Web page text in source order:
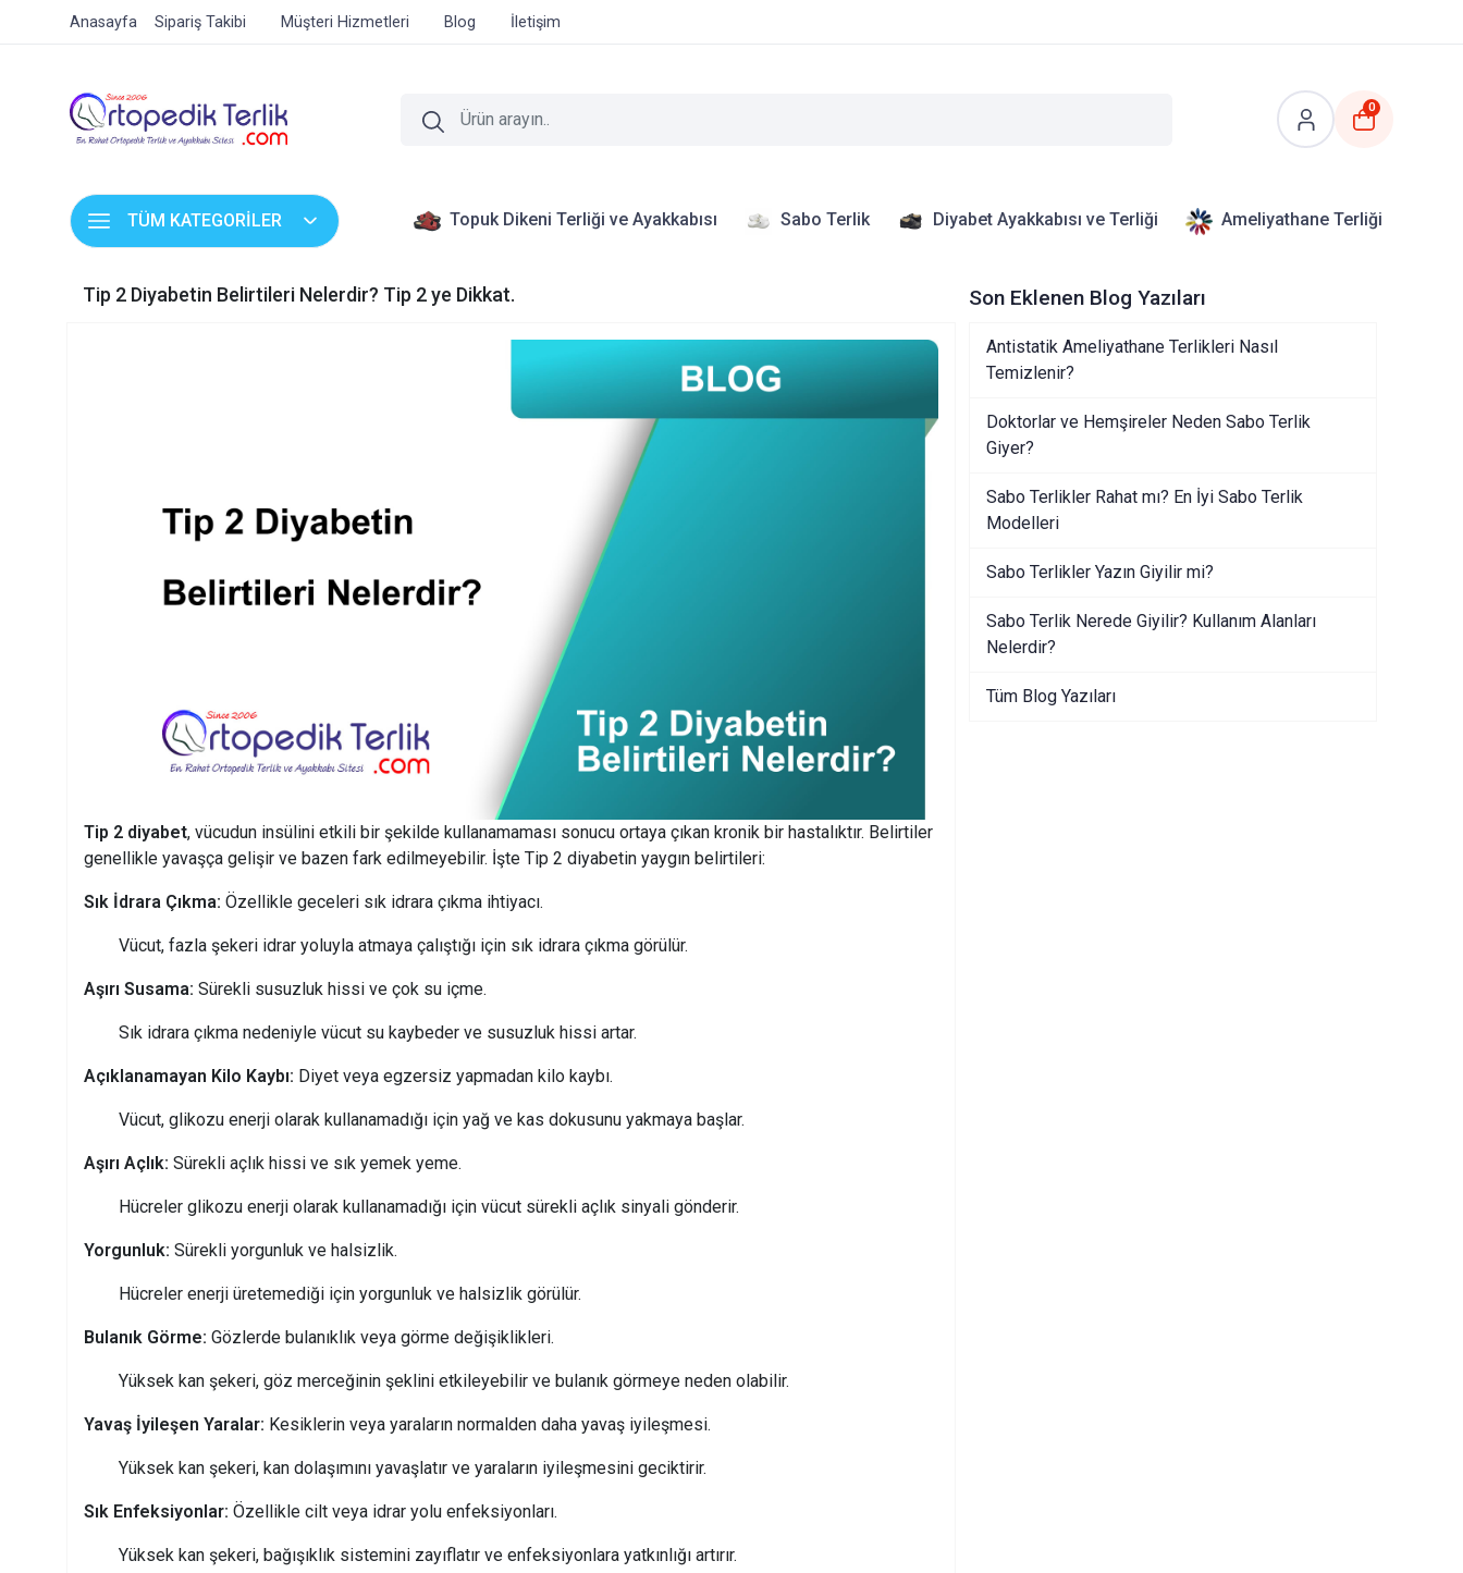
Anasayfa Sipariş Takibi Müşteri Hizmetleri Blog İletişim
0
TÜM KATEGORİLER Topuk Dikeni Terliği ve Ayakkabısı Sabo Terlik Diyabet Ayakkabısı ve Terliği Ameliyathane Terliği
Tip 2 Diyabetin Belirtileri Nelerdir? Tip 2 ye Dikkat.
Tip 2 diyabet, vücudun insülini etkili bir şekilde kullanamaması sonucu ortaya çıkan kronik bir hastalıktır. Belirtiler
genellikle yavaşça gelişir ve bazen fark edilmeyebilir. İşte Tip 2 diyabetin yaygın belirtileri:
Sık İdrara Çıkma: Özellikle geceleri sık idrara çıkma ihtiyacı.
Vücut, fazla şekeri idrar yoluyla atmaya çalıştığı için sık idrara çıkma görülür.
Aşırı Susama: Sürekli susuzluk hissi ve çok su içme.
Sık idrara çıkma nedeniyle vücut su kaybeder ve susuzluk hissi artar.
Açıklanamayan Kilo Kaybı: Diyet veya egzersiz yapmadan kilo kaybı.
Vücut, glikozu enerji olarak kullanamadığı için yağ ve kas dokusunu yakmaya başlar.
Aşırı Açlık: Sürekli açlık hissi ve sık yemek yeme.
Hücreler glikozu enerji olarak kullanamadığı için vücut sürekli açlık sinyali gönderir.
Yorgunluk: Sürekli yorgunluk ve halsizlik.
Hücreler enerji üretemediği için yorgunluk ve halsizlik görülür.
Bulanık Görme: Gözlerde bulanıklık veya görme değişiklikleri.
Yüksek kan şekeri, göz merceğinin şeklini etkileyebilir ve bulanık görmeye neden olabilir.
Yavaş İyileşen Yaralar: Kesiklerin veya yaraların normalden daha yavaş iyileşmesi.
Yüksek kan şekeri, kan dolaşımını yavaşlatır ve yaraların iyileşmesini geciktirir.
Sık Enfeksiyonlar: Özellikle cilt veya idrar yolu enfeksiyonları.
Yüksek kan şekeri, bağışıklık sistemini zayıflatır ve enfeksiyonlara yatkınlığı artırır.
Son Eklenen Blog Yazıları
Antistatik Ameliyathane Terlikleri Nasıl
Temizlenir?
Doktorlar ve Hemşireler Neden Sabo Terlik
Giyer?
Sabo Terlikler Rahat mı? En İyi Sabo Terlik
Modelleri
Sabo Terlikler Yazın Giyilir mi?
Sabo Terlik Nerede Giyilir? Kullanım Alanları
Nelerdir?
Tüm Blog Yazıları